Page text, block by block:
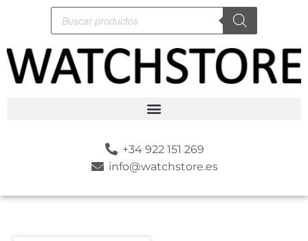
+34 922 151 269
info@watchstore.es